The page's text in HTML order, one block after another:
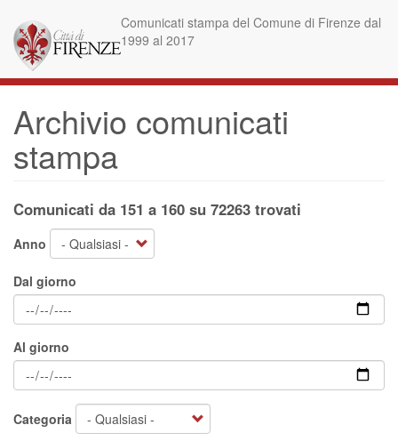
contenuto
principale
Comunicati stampa del Comune di Firenze dal
1999 al 2017
Archivio comunicati
stampa
Comunicati da 151 a 160 su 72263 trovati
Anno
Dal giorno
Al giorno
Categoria